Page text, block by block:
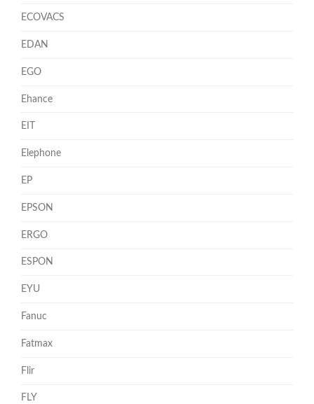
ECOVACS
EDAN
EGO
Ehance
EIT
Elephone
EP
EPSON
ERGO
ESPON
EYU
Fanuc
Fatmax
Flir
FLY